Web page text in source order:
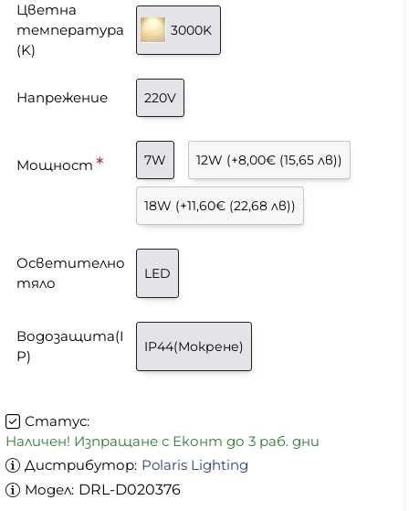
Статус:
Наличен! Изпращане с Еконт до 3 раб. дни
Дистрибутор: Polaris Lighting
Модел: DRL-D020376
Цветна
температура
(K)
3000K
Напрежение 220V
Мощност 7W 12W (+8,00€ (15,65 лв))
18W (+11,60€ (22,68 лв))
Осветително
тяло
LED
Водозащита(I
P)
IP44(Мокрене)